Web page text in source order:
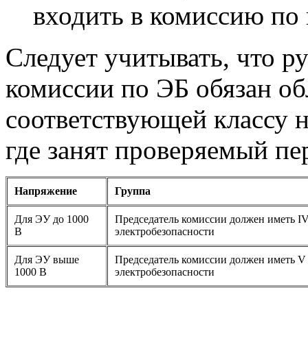
входить в комиссию по
Следует учитывать, что
комиссии по ЭБ обязан
соответствующей классу
где занят проверяемый
Напряжение Группа
Для ЭУ до 1000
В
Председатель комиссии должен иметь
электробезопасности
Для ЭУ выше
1000 В
Председатель комиссии должен иметь
электробезопасности